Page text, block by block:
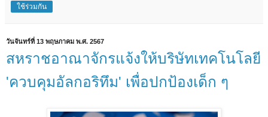
ใช้ร่วมกัน
วันจันทร์ที่ 13 พฤษภาคม พ.ศ. 2567
สหราชอาณาจักรแจ้งให้บริษัทเทคโนโลยี
'ควบคุมอัลกอริทึม' เพื่อปกป้องเด็ก ๆ